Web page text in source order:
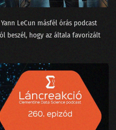
BASIC-ben
a rumoshordón ülve
találkozása az MI-vel
154 - Fogunk-e mindnyájan venni atyáskodó elektromos autókat?
probléma a Netflixen
LeCun⁠ másfél órás ⁠podcast
beszél, hogy az általa favorizált